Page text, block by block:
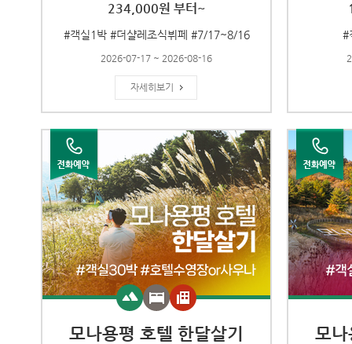
234,000원 부터~
#객실1박 #더샬레조식뷔페 #7/17~8/16
2026-07-17 ~ 2026-08-16
자세히보기
#
모나용평 호텔 한달살기 모